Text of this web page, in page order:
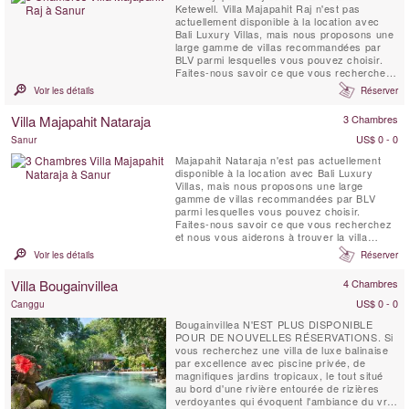
Ketewell. Villa Majapahit Raj n'est pas
actuellement disponible à la location avec
Bali Luxury Villas, mais nous proposons une
large gamme de villas recommandées par
BLV parmi lesquelles vous pouvez choisir.
Faites-nous savoir ce que vous recherchez
et nous vous aiderons à trouver la villa
Voir les détails Réserver
Villa Majapahit Nataraja 3 Chambres
Sanur
US$ 0 - 0
Majapahit Nataraja n'est pas actuellement
disponible à la location avec Bali Luxury
Villas, mais nous proposons une large
gamme de villas recommandées par BLV
parmi lesquelles vous pouvez choisir.
Faites-nous savoir ce que vous recherchez
et nous vous aiderons à trouver la villa
idéale pour vos vacances à Bali. La villa
directement sur la plage. Ce complexe est
Voir les détails Réserver
Villa Bougainvillea 4 Chambres
Canggu
US$ 0 - 0
Bougainvillea N'EST PLUS DISPONIBLE
POUR DE NOUVELLES RÉSERVATIONS. Si
vous recherchez une villa de luxe balinaise
par excellence avec piscine privée, de
magnifiques jardins tropicaux, le tout situé
au bord d'une rivière entourée de rizières
verdoyantes qui évoquent l'ambiance du vrai